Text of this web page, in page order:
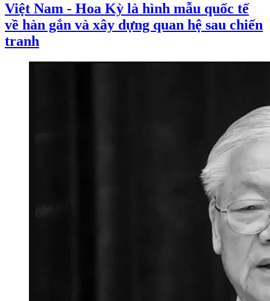
Việt Nam - Hoa Kỳ là hình mẫu quốc tế
về hàn gắn và xây dựng quan hệ sau chiến
tranh